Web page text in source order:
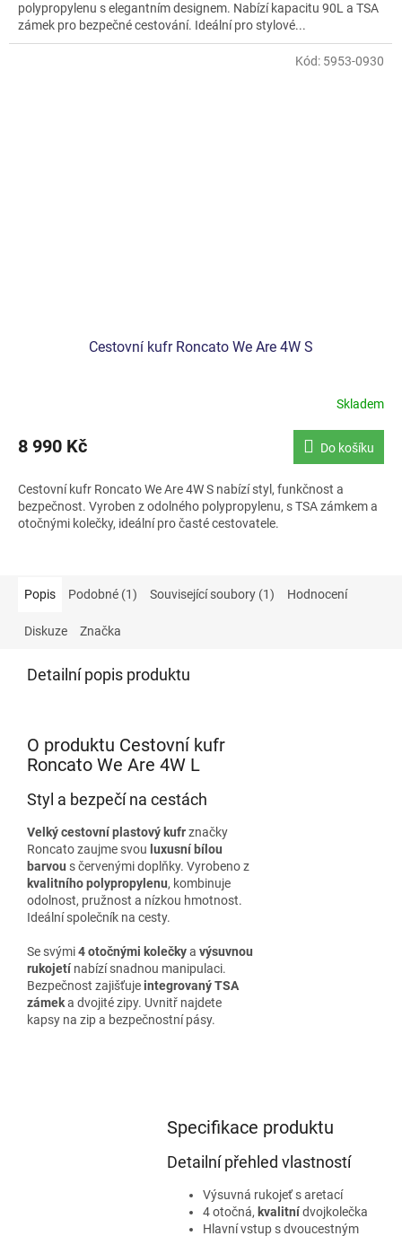
polypropylenu s elegantním designem. Nabízí kapacitu 90L a TSA
zámek pro bezpečné cestování. Ideální pro stylové...
Cestovní kufr Roncato We Are 4W S
Skladem
8 990 Kč Do košíku
Cestovní kufr Roncato We Are 4W S nabízí styl, funkčnost a
bezpečnost. Vyroben z odolného polypropylenu, s TSA zámkem a
otočnými kolečky, ideální pro časté cestovatele.
Kód: 5953-0930
Popis Podobné (1) Související soubory (1) Hodnocení
Diskuze Značka
Detailní popis produktu
O produktu Cestovní kufr
Roncato We Are 4W L
Styl a bezpečí na cestách
Velký cestovní plastový kufrznačky
Roncato zaujme svou luxusní bílou
barvou s červenými doplňky. Vyrobeno z
kvalitního polypropylenu, kombinuje
odolnost, pružnost a nízkou hmotnost.
Ideální společník na cesty.
Se svými4 otočnými kolečkya výsuvnou
rukojetí nabízí snadnou manipulaci.
Bezpečnost zajišťujeintegrovaný TSA
zámeka dvojité zipy. Uvnitř najdete
kapsy na zip a bezpečnostní pásy.
Specifikace produktu
Detailní přehled vlastností
Výsuvná rukojeť s aretací
4 otočná, kvalitnídvojkolečka
Hlavní vstup s dvoucestným